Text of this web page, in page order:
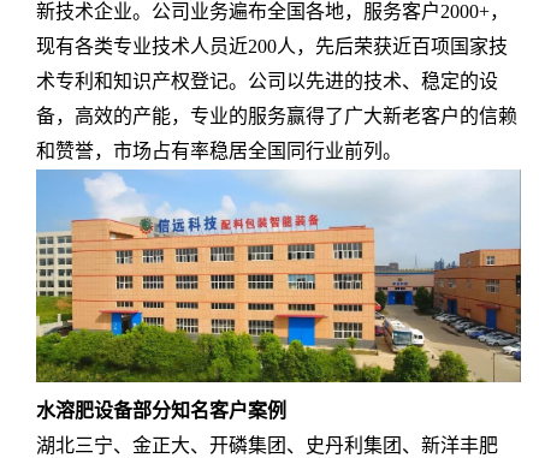
新技术企业。公司业务遍布全国各地，服务客户2000+，
现有各类专业技术人员近200人，先后荣获近百项国家技
术专利和知识产权登记。公司以先进的技术、稳定的设
备，高效的产能，专业的服务赢得了广大新老客户的信赖
和赞誉，市场占有率稳居全国同行业前列。
水溶肥设备部分知名客户案例
湖北三宁、金正大、开磷集团、史丹利集团、新洋丰肥